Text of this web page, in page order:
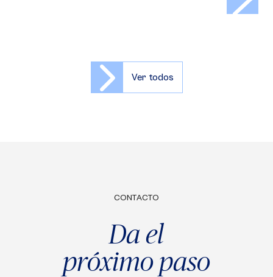
Ver todos
CONTACTO
Da el
próximo paso